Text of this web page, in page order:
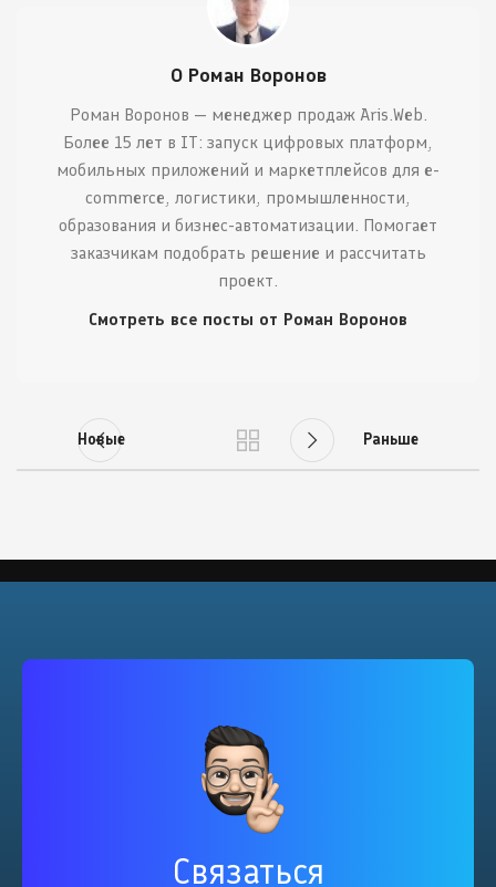
О Роман Воронов
Роман Воронов — менеджер продаж Aris.Web.
Более 15 лет в IT: запуск цифровых платформ,
мобильных приложений и маркетплейсов для e-
commerce, логистики, промышленности,
образования и бизнес-автоматизации. Помогает
заказчикам подобрать решение и рассчитать
проект.
Смотреть все посты от Роман Воронов
Новые Раньше
Связаться